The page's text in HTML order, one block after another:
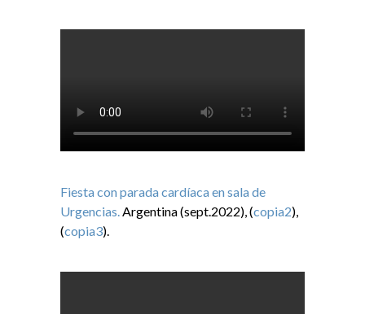
Fiesta con parada cardíaca en sala de
Urgencias.Argentina (sept.2022), (copia2),
(copia3).